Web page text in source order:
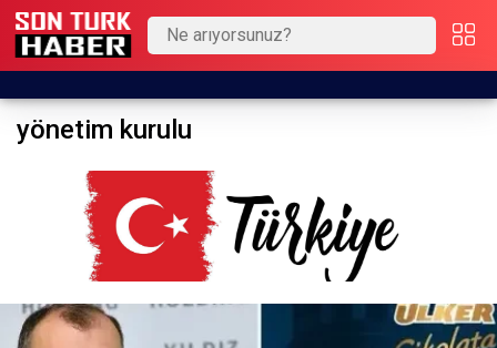
yönetim kurulu